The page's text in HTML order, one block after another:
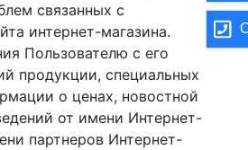
связанных с
интернет-магазина.
Пользователю с его
продукции, специальных
о ценах, новостной
от имени Интернет-
партнеров Интернет-